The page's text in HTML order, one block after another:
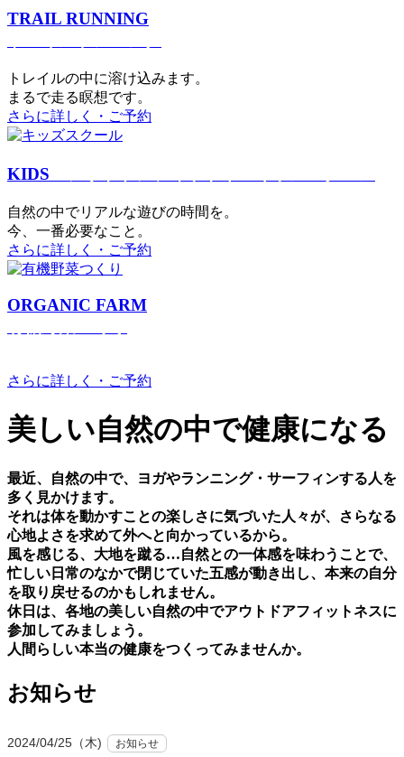
TRAIL RUNNING
トレイルの中に溶け込みます。
まるで⾛る瞑想です。
さらに詳しく・ご予約
KIDS
⾃然の中でリアルな遊びの時間を。
今、⼀番必要なこと。
さらに詳しく・ご予約
ORGANIC FARM
さらに詳しく・ご予約
美しい⾃然の中で健康になる
最近、⾃然の中で、ヨガやランニング・サーフィンする⼈を
多く⾒かけます。
それは体を動かすことの楽しさに気づいた⼈々が、さらなる
⼼地よさを求めて外へと向かっているから。
⾵を感じる、⼤地を蹴る…⾃然との⼀体感を味わうことで、
忙しい⽇常のなかで閉じていた五感が動き出し、本来の⾃分
を取り戻せるのかもしれません。
休⽇は、各地の美しい⾃然の中でアウトドアフィットネスに
参加してみましょう。
⼈間らしい本当の健康をつくってみませんか。
お知らせ
2024/04/25（木) お知らせ